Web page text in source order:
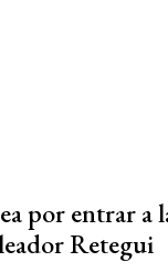
por entrar a
Retegui